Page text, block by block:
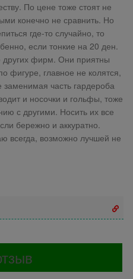
По цене тоже стоят не
конечно не сравнить. Но
где-то случайно, то
если тонкие на 20 ден.
других фирм. Они приятны
фигуре, главное не колятся,
заменимая часть гардероба
и носочки и гольфы, тоже
с другими. Носить их все
бережно и аккуратно.
всегда, возможно лучшей не